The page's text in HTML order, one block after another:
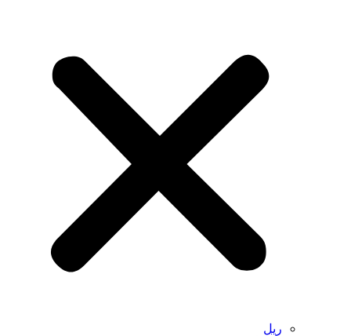
ریل